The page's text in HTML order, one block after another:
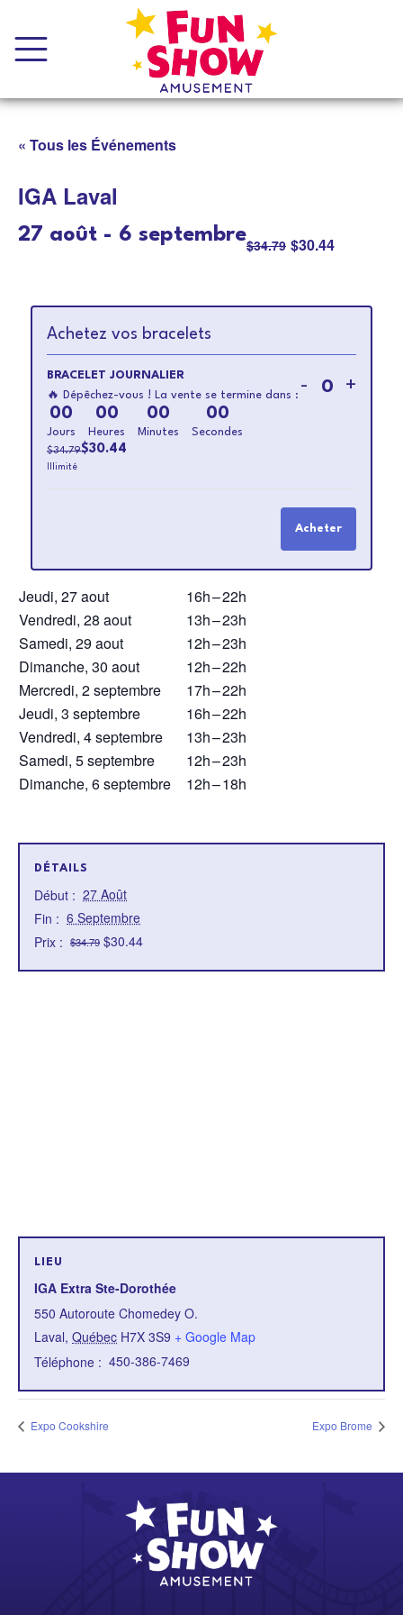
« Tous les Événements
IGA Laval
27 août - 6 septembre$34.79 $30.44
Achetez vos bracelets
BRACELET JOURNALIER
🔥
Dépêchez-vous ! La vente se termine dans :
00
Jours
00
Heures
00
Minutes
00
Secondes
$34.79$30.44
Illimité
Diminuer
BRACELET
- +
acheter
Jeudi, 27 aout 16h–22h
Vendredi, 28 aout
13h–23h
Samedi, 29 aout
12h–23h
Dimanche, 30 aout
12h–22h
Mercredi, 2 septembre
17h–22h
Jeudi, 3 septembre
16h–22h
Vendredi, 4 septembre
13h–23h
Samedi, 5 septembre
12h–23h
Dimanche, 6 septembre
12h–18h
DÉTAILS
Début : 27 Août
Fin : 6 Septembre
Prix : $34.79 $30.44
LIEU
IGA Extra Ste-Dorothée
550 Autoroute Chomedey O.
Laval, Québec H7X 3S9 + Google Map
Téléphone : 450-386-7469
Expo Cookshire Expo Brome